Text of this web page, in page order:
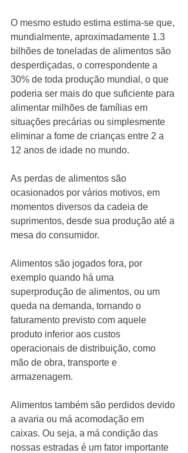
O mesmo estudo estima estima-se que,
mundialmente, aproximadamente 1.3
bilhões de toneladas de alimentos são
desperdiçadas, o correspondente a
30% de toda produção mundial, o que
poderia ser mais do que suficiente para
alimentar milhões de famílias em
situações precárias ou simplesmente
eliminar a fome de crianças entre 2 a
12 anos de idade no mundo.
As perdas de alimentos são
ocasionados por vários motivos, em
momentos diversos da cadeia de
suprimentos, desde sua produção até a
mesa do consumidor.
Alimentos são jogados fora, por
exemplo quando há uma
superprodução de alimentos, ou um
queda na demanda, tornando o
faturamento previsto com aquele
produto inferior aos custos
operacionais de distribuição, como
mão de obra, transporte e
armazenagem.
Alimentos também são perdidos devido
a avaria ou má acomodação em
caixas. Ou seja, a má condição das
nossas estradas é um fator importante